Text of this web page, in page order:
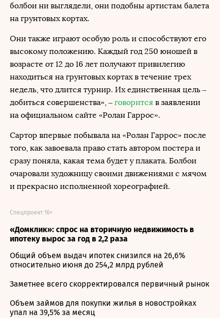
болбои ни выглядели, они подобны артистам балета
на грунтовых кортах.
Они также играют особую роль и способствуют его
высокому положению. Каждый год 250 юношей в
возрасте от 12 до 16 лет получают привилегию
находиться на грунтовых кортах в течение трех
недель, что длится турнир. Их единственная цель –
добиться совершенства», – говорится в заявлении
на официальном сайте «Ролан Гаррос».
Сартор впервые побывала на «Ролан Гаррос» после
того, как завоевала право стать автором постера и
сразу поняла, какая тема будет у плаката. Болбои
очаровали художницу своими движениями с мячом
и прекрасно исполненной хореографией.
«Домклик»: спрос на вторичную недвижимость в
ипотеку вырос за год в 2,2 раза
Спецпроект 16+
Общий объем выдач ипотек снизился на 26,6%
относительно июня до 254,2 млрд рублей
Заметнее всего скорректировался первичный рынок
Объем займов для покупки жилья в новостройках
упал на 39,5% за месяц